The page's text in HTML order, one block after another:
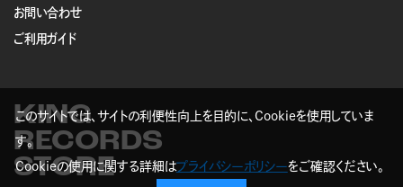
お問い合わせ
ご利用ガイド
KING
RECORDS
STORE
このサイトでは、サイトの利便性向上を目的に、Cookieを使用していま
す。
Cookieの使用に関する詳細はプライバシーポリシーをご確認ください。